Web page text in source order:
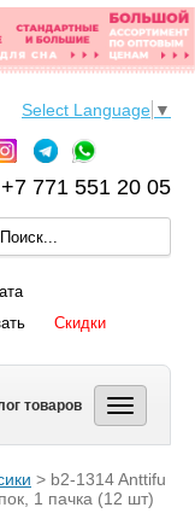
Select Language ▼
+7 771 551 20 05
Скидки
товаров
> b2-1314 Anttifu
1 пачка (12 шт)